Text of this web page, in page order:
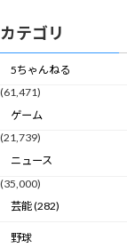
カテゴリ
5ちゃんねる
(61,471)
ゲーム
(21,739)
ニュース
(35,000)
芸能 (282)
野球